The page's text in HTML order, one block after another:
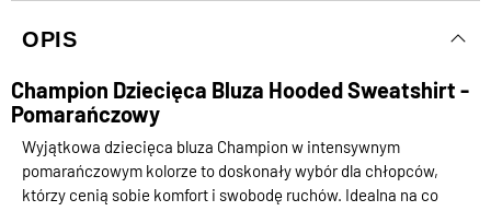
OPIS
Champion Dziecięca Bluza Hooded Sweatshirt -
Pomarańczowy
Wyjątkowa dziecięca bluza Champion w intensywnym
pomarańczowym kolorze to doskonały wybór dla chłopców,
którzy cenią sobie komfort i swobodę ruchów. Idealna na co